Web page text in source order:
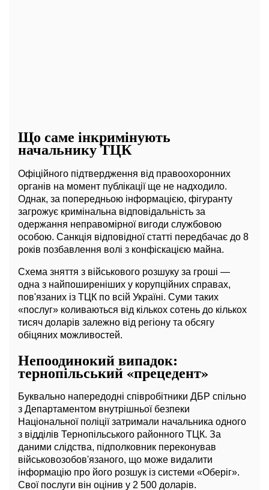
Що саме інкримінують
начальнику ТЦК
Офіційного підтвердження від правоохоронних
органів на момент публікації ще не надходило.
Однак, за попередньою інформацією, фігуранту
загрожує кримінальна відповідальність за
одержання неправомірної вигоди службовою
особою. Санкція відповідної статті передбачає до 8
років позбавлення волі з конфіскацією майна.
Схема зняття з військового розшуку за гроші —
одна з найпоширеніших у корупційних справах,
пов'язаних із ТЦК по всій Україні. Суми таких
«послуг» коливаються від кількох сотень до кількох
тисяч доларів залежно від регіону та обсягу
обіцяних можливостей.
Непоодинокий випадок:
тернопільський «прецедент»
Буквально напередодні співробітники ДБР спільно
з Департаментом внутрішньої безпеки
Національної поліції затримали начальника одного
з відділів Тернопільського районного ТЦК. За
даними слідства, підполковник переконував
військовозобов'язаного, що може видалити
інформацію про його розшук із системи «Оберіг».
Свої послуги він оцінив у 2 500 доларів.